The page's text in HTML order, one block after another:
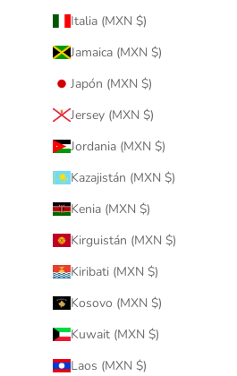
Italia (MXN $)
Jamaica (MXN $)
Japón (MXN $)
Jersey (MXN $)
Jordania (MXN $)
Kazajistán (MXN $)
Kenia (MXN $)
Kirguistán (MXN $)
Kiribati (MXN $)
Kosovo (MXN $)
Kuwait (MXN $)
Laos (MXN $)